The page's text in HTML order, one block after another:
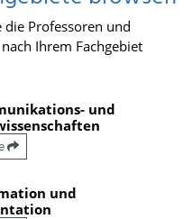
die Professoren und
Ihrem Fachgebiet
und
und